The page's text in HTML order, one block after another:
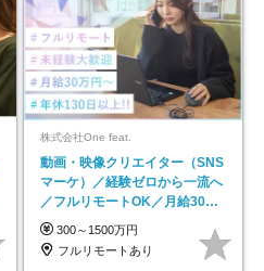
株式会社One feat.
動画・映像クリエイター（SNS
マーケ）／経験ゼロから一流へ
／フルリモートOK／月給30万
円～／年休130日以上
300～1500万円
フルリモートあり